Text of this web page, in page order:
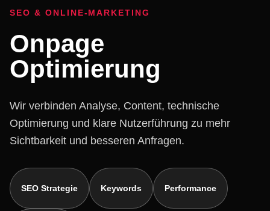
SEO & ONLINE-MARKETING
Onpage
Optimierung
Wir verbinden Analyse, Content, technische
Optimierung und klare Nutzerführung zu mehr
Sichtbarkeit und besseren Anfragen.
SEO Strategie Keywords Performance